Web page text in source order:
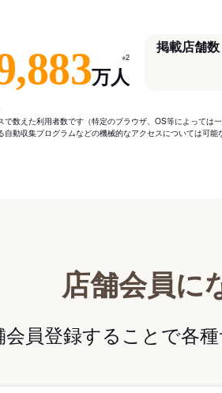
万人
※2
掲載店舗数
で数えた利用者数です（特定のブラウザ、OS等によって
動収集プログラムなどの機械的なアクセスについては可能
店舗会員に
会員登録することで各